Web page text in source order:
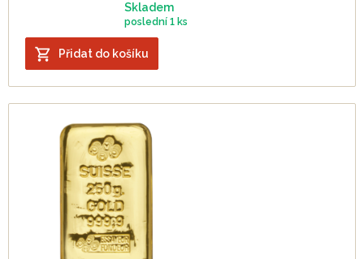
Skladem
poslední 1 ks
Přidat do košíku